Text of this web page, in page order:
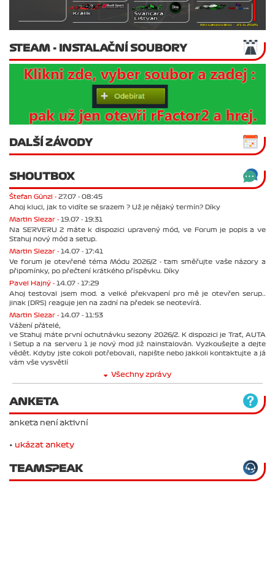
STEAM - INSTALAČNÍ SOUBORY
DALŠÍ ZÁVODY
SHOUTBOX
Štefan Günzl - 27.07 - 08:45
Ahoj kluci, jak to vidíte se srazem ? Už je nějaký termín? Díky
Martin Slezar - 19.07 - 19:31
Na SERVERU 2 máte k dispozici upravený mód, ve Forum je popis a ve
Stahuj nový mód a setup.
Martin Slezar - 14.07 - 17:41
Ve forum je otevřené téma Módu 2026/2 - tam směřujte vaše názory a
připomínky, po přečtení krátkého příspěvku. Díky
Pavel Hajný - 14.07 - 17:29
Ahoj testoval jsem mod. a velké překvapení pro mě je otevřen serup..
jinak (DRS) reaguje jen na zadní na předek se neotevírá.
Martin Slezar - 14.07 - 11:53
Vážení přátelé,
ve Stahuj máte první ochutnávku sezony 2026/2. K dispozici je Trať, AUTA
i Setup a na serveru 1 je nový mod již nainstalován. Vyzkoušejte a dejte
vědět. Kdyby jste cokoli potřebovali, napište nebo jakkoli kontaktujte a já
vám vše vysvětlí
Všechny zprávy
ANKETA
anketa není aktivní
• ukázat ankety
TEAMSPEAK